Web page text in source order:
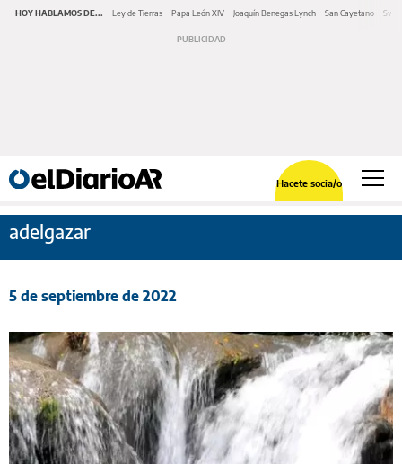
HOY HABLAMOS DE... Ley de Tierras Papa León XIV Joaquín Benegas Lynch San Cayetano
Hacete socia/o
adelgazar
5 de septiembre de 2022